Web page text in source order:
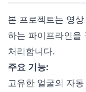
본 프로젝트는 영
하는 파이프라인을
처리합니다.
주요 기능:
고유한 얼굴의 자